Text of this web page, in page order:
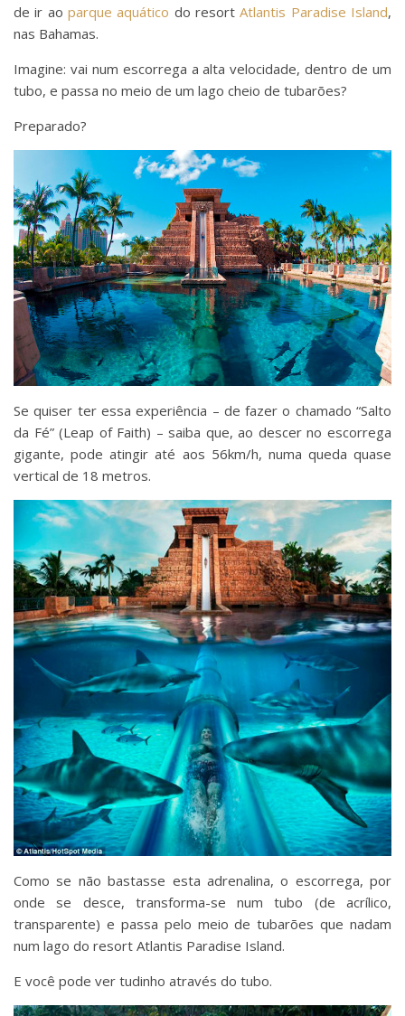
de ir ao parque aquático do resortAtlantis Paradise Island,
nas Bahamas.
Imagine: vai num escorrega a alta velocidade, dentro de um
tubo, e passa no meio de um lago cheio de tubarões?
Preparado?
Se quiser ter essa experiência – de fazer o chamado “Salto
da Fé” (Leap of Faith) – saiba que, ao descer no escorrega
gigante, pode atingir até aos 56km/h, numa queda quase
vertical de 18 metros.
Como se não bastasse esta adrenalina, o escorrega, por
onde se desce, transforma-se num tubo (de acrílico,
transparente) e passa pelo meio de tubarões que nadam
num lago do resort Atlantis Paradise Island.
E você pode ver tudinho através do tubo.